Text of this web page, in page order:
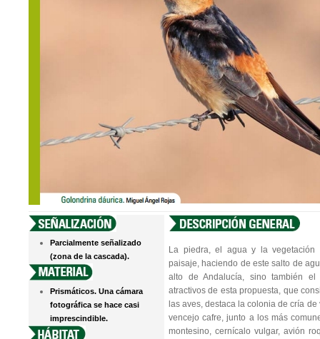
Parcialmente señalizado
(zona de la cascada).
Prismáticos. Una cámara
fotográfica se hace casi
imprescindible.
La piedra, el agua y la vegetación
paisaje, haciendo de este salto de
alto de Andalucía, sino también
atractivos de esta propuesta, que
las aves, destaca la colonia de cría
vencejo cafre, junto a los más
montesino, cernícalo vulgar, avión